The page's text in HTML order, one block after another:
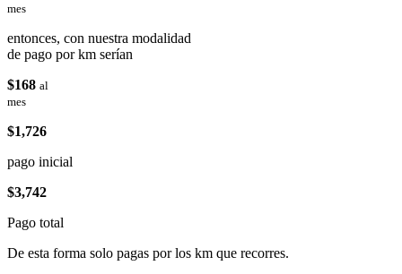
mes
entonces, con nuestra modalidad
de pago por km serían
$168 al
mes
$1,726
pago inicial
$3,742
Pago total
De esta forma solo pagas por los km que recorres.